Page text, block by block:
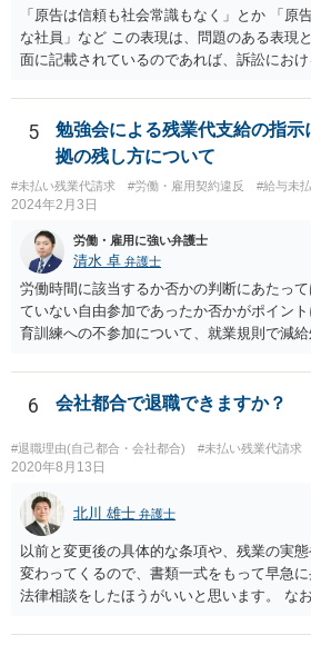
「原告は信頼も社会常識もなく」とか 「原
な社員」など この表現は、問題のある表現
面に記載されているのであれば、訴訟にお
5
勉強会による残業代支給の指示
拠の残し方について
#未払い残業代請求 #労働・雇用契約違反 #給与未
2024年2月3日
労働・雇用に強い弁護士
清水 卓 弁護士
労働時間に該当するか否かの判断にあたっ
ていない自由参加であったか否かがポイン
育訓練への不参加について、就業規則で減
上参加を強制されている場合には、研修・
間に該当するものと考えられています。
められていること等からすると、参加しない
性があり、事実上参加せざるを得なかった
日時•場所、開催された勉強会の内容、出さ
回答等を証拠として押さえておくことが考
している労働基準監督署に相談してみる、
てみる方法もあろうかと思います。厚労省
しておきます。 【参考】厚労省サイト 労働
育訓練」等の取扱い https://
6 会社都合で退職できますか？
#退職理由(自己都合・会社都合) #未払い残業代請求
2020年8月13日
北川 雄士 弁護士
以前と変更後の具体的な条項や、残業の実
変わってくるので、書類一式をもって早急
法律相談をしたほうがいいと思います。 な
の回答でも述べた通り、時間が経つほどに